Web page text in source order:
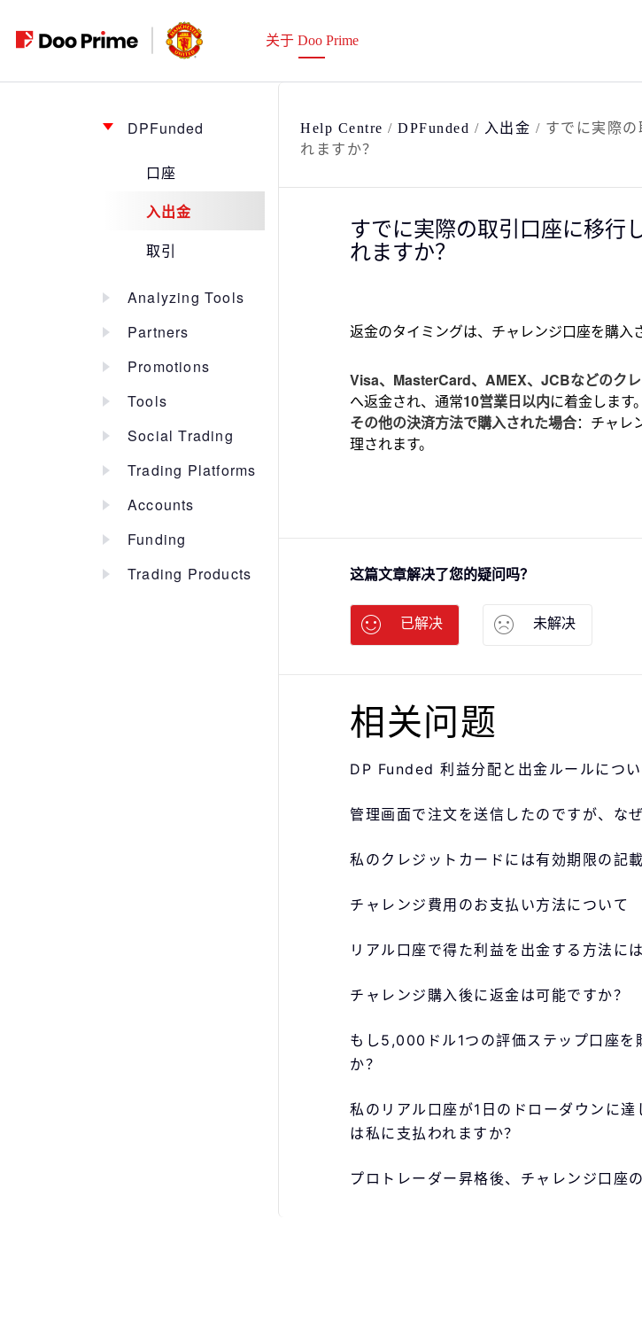
关于 Doo Prime
DPFunded
口座
入出金
取引
Analyzing Tools
Partners
Promotions
Tools
Social Trading
Trading Platforms
Accounts
Funding
Trading Products
Help Centre / DPFunded / 入出金 / すでに実際
れますか？
すでに実際の取引口座に移行
れますか？
返金のタイミングは、チャレンジ口座を購入
Visa、MasterCard、AMEX、JCBなどのク
へ返金され、通常10営業日以内に着金します。
その他の決済方法で購入された場合：チャレ
理されます。
这篇文章解决了您的疑问吗？
已解决 未解决
相关问题
DP Funded 利益分配と出金ルールにつ
管理画面で注文を送信したのですが、な
私のクレジットカードには有効期限の記
チャレンジ費用のお支払い方法について
リアル口座で得た利益を出金する方法に
チャレンジ購入後に返金は可能ですか？
もし5,000ドル1つの評価ステップ口座を
か？
私のリアル口座が1日のドローダウンに
は私に支払われますか？
プロトレーダー昇格後、チャレンジ口座